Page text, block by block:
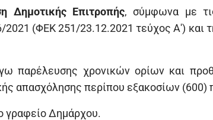
Δημοτικής Επιτροπής, σύμφωνα με
(ΦΕΚ 251/23.12.2021 τεύχος Α') και
παρέλευσης χρονικών ορίων και
απασχόλησης περίπου εξακοσίων
γραφείο Δημάρχου.